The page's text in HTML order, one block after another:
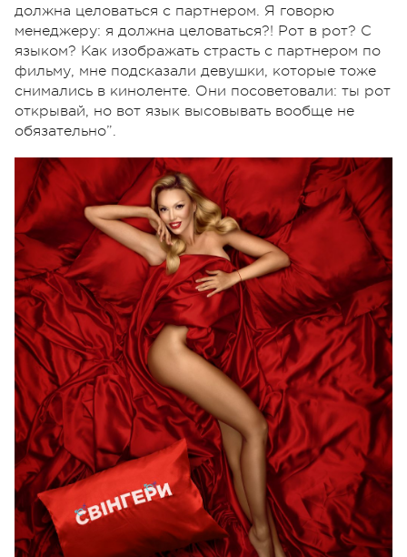
должна целоваться с партнером. Я говорю
менеджеру: я должна целоваться?! Рот в рот? С
языком? Как изображать страсть с партнером по
фильму, мне подсказали девушки, которые тоже
снимались в киноленте. Они посоветовали: ты рот
открывай, но вот язык высовывать вообще не
обязательно”.